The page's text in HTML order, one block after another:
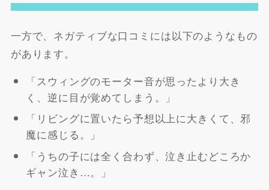
一方で、ネガティブな口コミには以下のようなもの
があります。
「スウィングのモーター音が思ったより大き
く、逆に目が覚めてしまう。」
「リビングに置いたら予想以上に大きくて、邪
魔に感じる。」
「うちの子には全く合わず、泣き止むどころか
ギャン泣き…。」